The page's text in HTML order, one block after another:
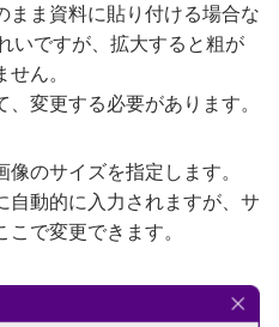
まま資料に貼り付ける場合な
いですが、拡大すると粗が
ん。
変更する必要があります。
像のサイズを指定します。
自動的に入力されますが、サ
で変更できます。